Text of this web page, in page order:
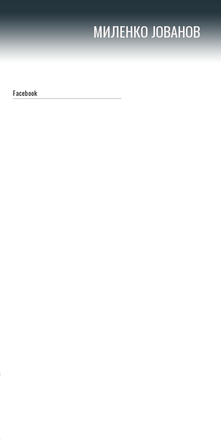
МИЛЕНКО ЈОВАНОВ
Facebook